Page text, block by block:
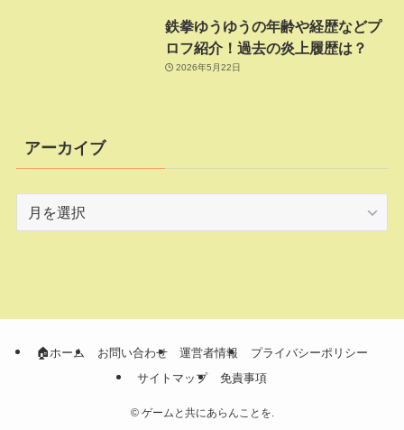
鉄拳ゆうゆうの年齢や経歴などプ
ロフ紹介！過去の炎上履歴は？
2026年5月22日
アーカイブ
🏠ホーム お問い合わせ 運営者情報
プライバシーポリシー
サイトマップ
免責事項
©ゲームと共にあらんことを.